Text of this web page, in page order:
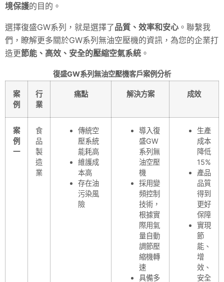
境保護的目的。
選擇復盛GW系列，就是選擇了品質、效率和安心 。聯繫我
們，瞭解更多關於GW系列無油空壓機的資訊，為您的企業打
造更節能、高效、安全的壓縮空氣系統 。
復盛GW系列無油空壓機客戶案例分析
案
例
行
業
痛點 解決方案 成效
案
例
一
食
品
製
造
業
傳統空
壓系統
能耗高
維護成
本高
存在油
污染風
險
導入復
盛GW
系列無
油空壓
機
採用變
頻控制
技術，
根據實
際用氣
量自動
調節壓
縮機轉
速
具備多
生產
成本
降低
15%
產品
品質
得到
更好
保障
實現
節
能、
增
效、
安全